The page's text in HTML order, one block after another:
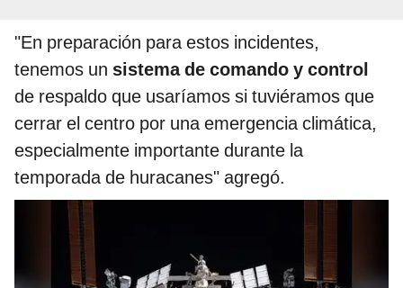
"En preparación para estos incidentes,
tenemos un sistema de comando y control
de respaldo que usaríamos si tuviéramos que
cerrar el centro por una emergencia climática,
especialmente importante durante la
temporada de huracanes" agregó.